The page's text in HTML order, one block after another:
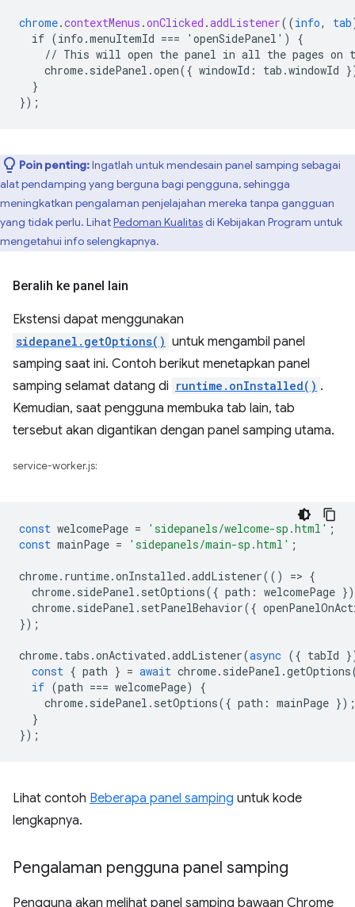
chrome.contextMenus .onClicked .addListener((info, tab
if (info.menuItemId === 'openSidePanel')
{
// This will open the panel in all the pages on
chrome.sidePanel.open({ windowId : tab .windowId }
}
});
Poin penting:Ingatlah untuk mendesain panel samping sebagai
alat pendamping yang berguna bagi pengguna, sehingga
meningkatkan pengalaman penjelajahan mereka tanpa gangguan
yang tidak perlu. LihatPedoman Kualitasdi Kebijakan Program untuk
mengetahui info selengkapnya.
Beralih ke panel lain
Ekstensi dapat menggunakan
sidepanel.getOptions() untuk mengambil panel
samping saat ini. Contoh berikut menetapkan panel
samping selamat datang di runtime.onInstalled() .
Kemudian, saat pengguna membuka tab lain, tab
tersebut akan digantikan dengan panel samping utama.
service-worker.js:
const welcomePage = 'sidepanels/welcome-sp.html' ;
const mainPage = 'sidepanels/main-sp.html' ;
chrome. runtime.onInstalled .addListener(() => {
chrome. sidePanel . setOptions({ path : welcomePage
chrome. sidePanel . setPanelBehavior({
});
chrome. tabs .onActivated .addListener(async ({ tabId
const { path } = await chrome. sidePanel .getOptions
if (path === welcomePage)
{
chrome. sidePanel . setOptions({ path : mainPage });
}
});
Lihat contoh Beberapa panel samping untuk kode
lengkapnya.
Pengalaman pengguna panel samping
Pengguna akan melihat panel samping bawaan Chrome